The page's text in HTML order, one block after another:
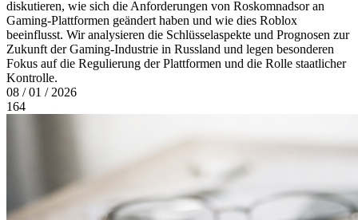
diskutieren, wie sich die Anforderungen von Roskomnadsor an
Gaming-Plattformen geändert haben und wie dies Roblox
beeinflusst. Wir analysieren die Schlüsselaspekte und Prognosen zur
Zukunft der Gaming-Industrie in Russland und legen besonderen
Fokus auf die Regulierung der Plattformen und die Rolle staatlicher
Kontrolle.
08 / 01 / 2026
164